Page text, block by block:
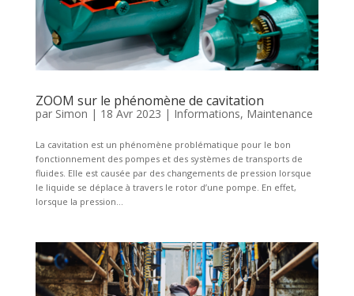
ZOOM sur le phénomène de cavitation
par Simon | 18 Avr 2023 | Informations, Maintenance
La cavitation est un phénomène problématique pour le bon
fonctionnement des pompes et des systèmes de transports de
fluides. Elle est causée par des changements de pression lorsque
le liquide se déplace à travers le rotor d’une pompe. En effet,
lorsque la pression...